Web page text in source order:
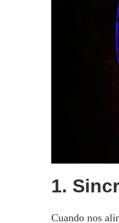
1.
Cuando nos